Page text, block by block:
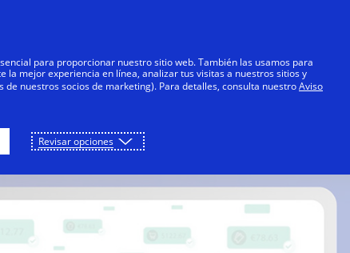
Negocios Innovadores Todos
es EMV 3-D Secure?
para proporcionar nuestro sitio web. También las usamos para
mejor experiencia en línea, analizar tus visitas a nuestros sitios y
nuestros socios de marketing). Para detalles, consulta nuestroAviso
Revisar opciones